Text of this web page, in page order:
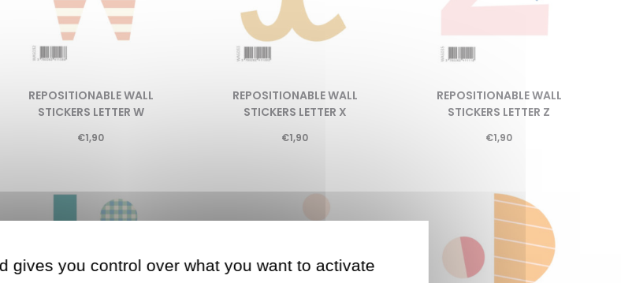
REPOSITIONABLE WALL
STICKERS LETTER W
€1,90
REPOSITIONABLE WALL
STICKERS LETTER X
€1,90
REPOSITIONABLE WALL
STICKERS LETTER Z
€1,90
gives you control over what you want to activate